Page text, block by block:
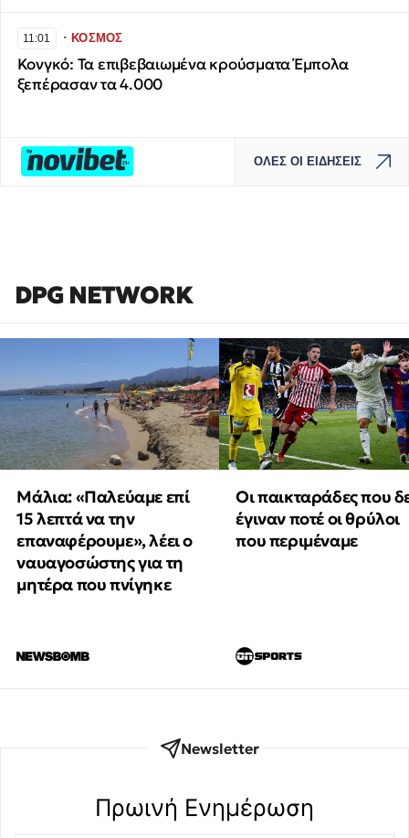
11:01 ∙ΚΟΣΜΟΣ
Κονγκό: Τα επιβεβαιωμένα κρούσματα Έμπολα
ξεπέρασαν τα 4.000
ΟΛΕΣ ΟΙ ΕΙΔΗΣΕΙΣ
DPG NETWORK
Μάλια: «Παλεύαμε επί
15 λεπτά να την
επαναφέρουμε», λέει ο
ναυαγοσώστης για τη
μητέρα που πνίγηκε
Οι παικταράδες που
έγιναν ποτέ οι θρύλοι
που περιμέναμε
Newsletter
Πρωινή Eνημέρωση